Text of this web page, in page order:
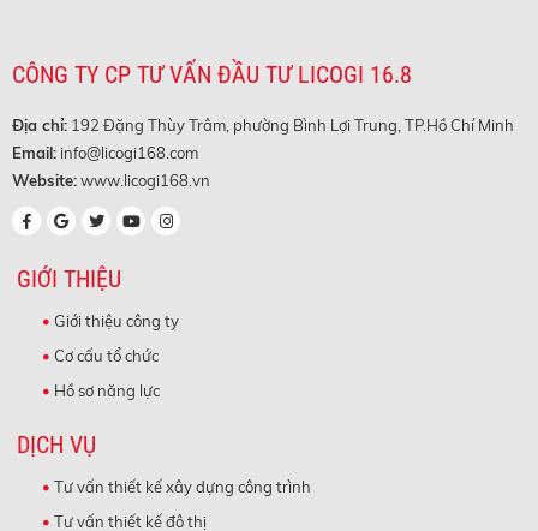
CÔNG TY CP TƯ VẤN ĐẦU TƯ LICOGI 16.8
Địa chỉ: 192 Đặng Thùy Trâm, phường Bình Lợi Trung, TP.Hồ Chí Minh
Email: info@licogi168.com
Website:www.licogi168.vn
GIỚI THIỆU
Giới thiệu công ty
Cơ cấu tổ chức
Hồ sơ năng lực
DỊCH VỤ
Tư vấn thiết kế xây dựng công trình
Tư vấn thiết kế đô thị